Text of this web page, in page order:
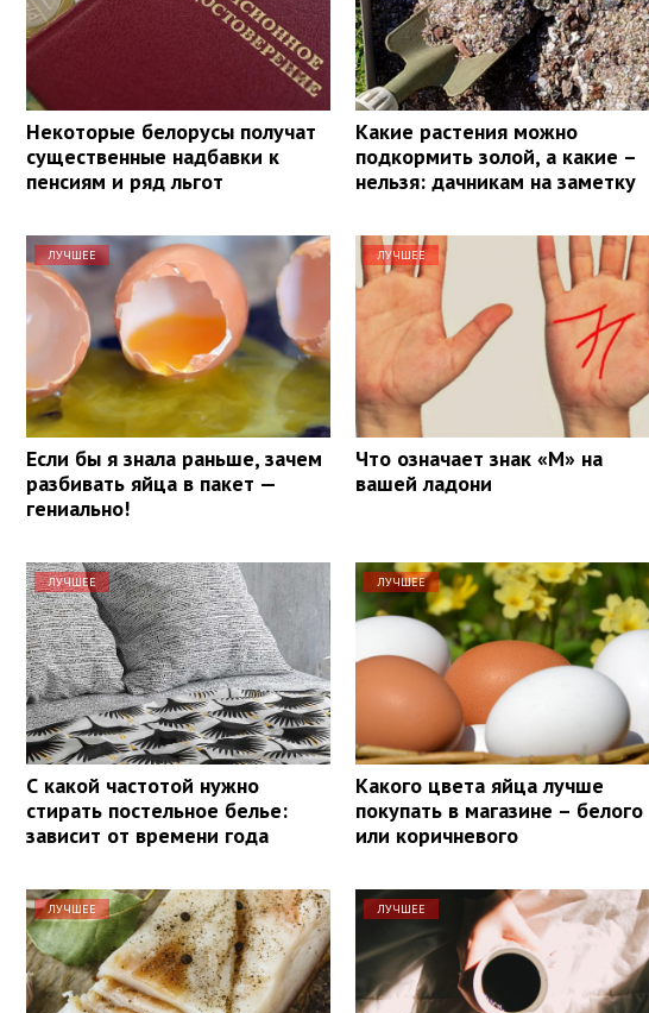
Некоторые белорусы получат
существенные надбавки к
пенсиям и ряд льгот
Какие растения можно
подкормить золой, а какие –
нельзя: дачникам на заметку
ЛУЧШЕЕ
Если бы я знала раньше, зачем
разбивать яйца в пакет —
гениально!
ЛУЧШЕЕ
Что означает знак «М» на
вашей ладони
ЛУЧШЕЕ
С какой частотой нужно
стирать постельное белье:
зависит от времени года
ЛУЧШЕЕ
Какого цвета яйца лучше
покупать в магазине – белого
или коричневого
ЛУЧШЕЕ ЛУЧШЕЕ